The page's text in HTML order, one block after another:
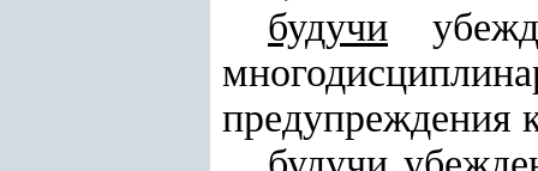
будучи
предупреждения